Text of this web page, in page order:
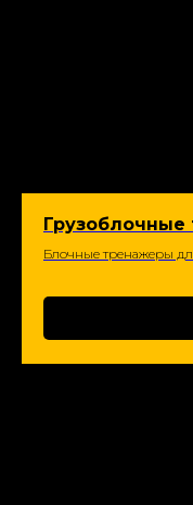
Блочные тренажеры